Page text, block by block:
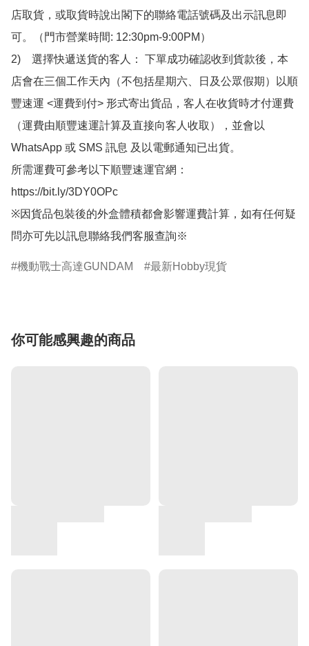
店取貨，或取貨時說出閣下的聯絡電話號碼及出示訊息即
可。（門市營業時間: 12:30pm-9:00PM）
2)　選擇快遞送貨的客人： 下單成功確認收到貨款後，本
店會在三個工作天內（不包括星期六、日及公眾假期）以順
豐速運 <運費到付> 形式寄出貨品，客人在收貨時才付運費
（運費由順豐速運計算及直接向客人收取），並會以
WhatsApp 或 SMS 訊息 及以電郵通知已出貨。
所需運費可參考以下順豐速運官網：
https://bit.ly/3DY0OPc
※因貨品包裝後的外盒體積都會影響運費計算，如有任何疑
問亦可先以訊息聯絡我們客服查詢※
機動戰士高達GUNDAM 最新Hobby現貨
你可能感興趣的商品